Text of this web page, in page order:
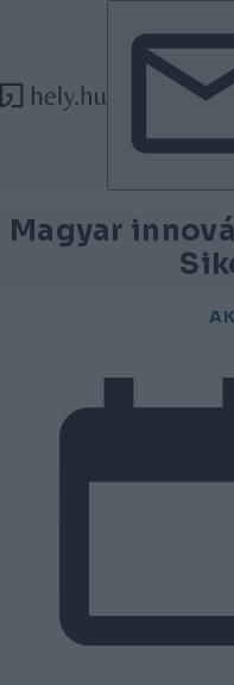
Tovább a
Tovább a lábléchez
Magyar